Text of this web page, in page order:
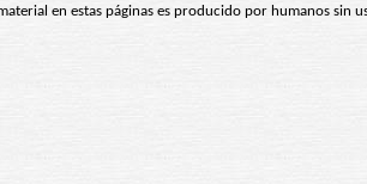
en estas páginas es producido por humanos sin